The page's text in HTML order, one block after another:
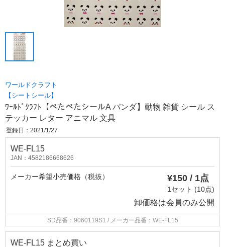
ワールドクラフト
【シートシール】
ﾜｰﾙﾄﾞｸﾗﾌﾄ【ぺたぺたシールA パンダ】動物 雑貨 シール ス
テッカー レター アニマル 文具
登録日：2021/1/27
WE-FL15
JAN：4582186668626
メーカー希望小売価格（税抜） ¥150 / 1点
1セット (10点)
卸価格は会員のみ公開
SD品番：9060119S1 / メーカー品番：WE-FL15
WE-FL15 まとめ買い